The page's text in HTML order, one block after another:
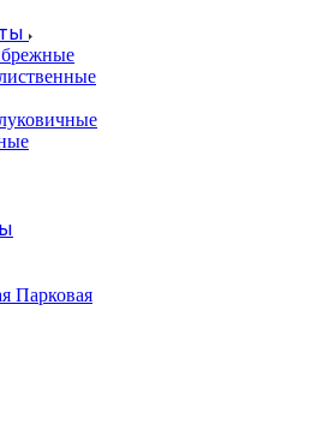
Парковая